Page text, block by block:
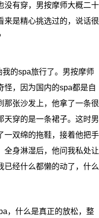
没有穿，男按摩师大概二十
来是精心挑选过的，说话很
的spa旅行了。男按摩师
怪，因为国内的spa都是自
那张沙发上，他拿了一条很
天穿的是一条裙子。这时男
一双绵的拖鞋，接着他把手
全身淋湿后，他问我私处让
已经什么都懒的动了，什么
什么是真正的放松，整